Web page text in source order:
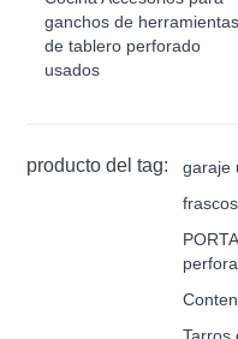
ganchos de herramientas
de tablero perforado
usados
producto del tag:
garaje